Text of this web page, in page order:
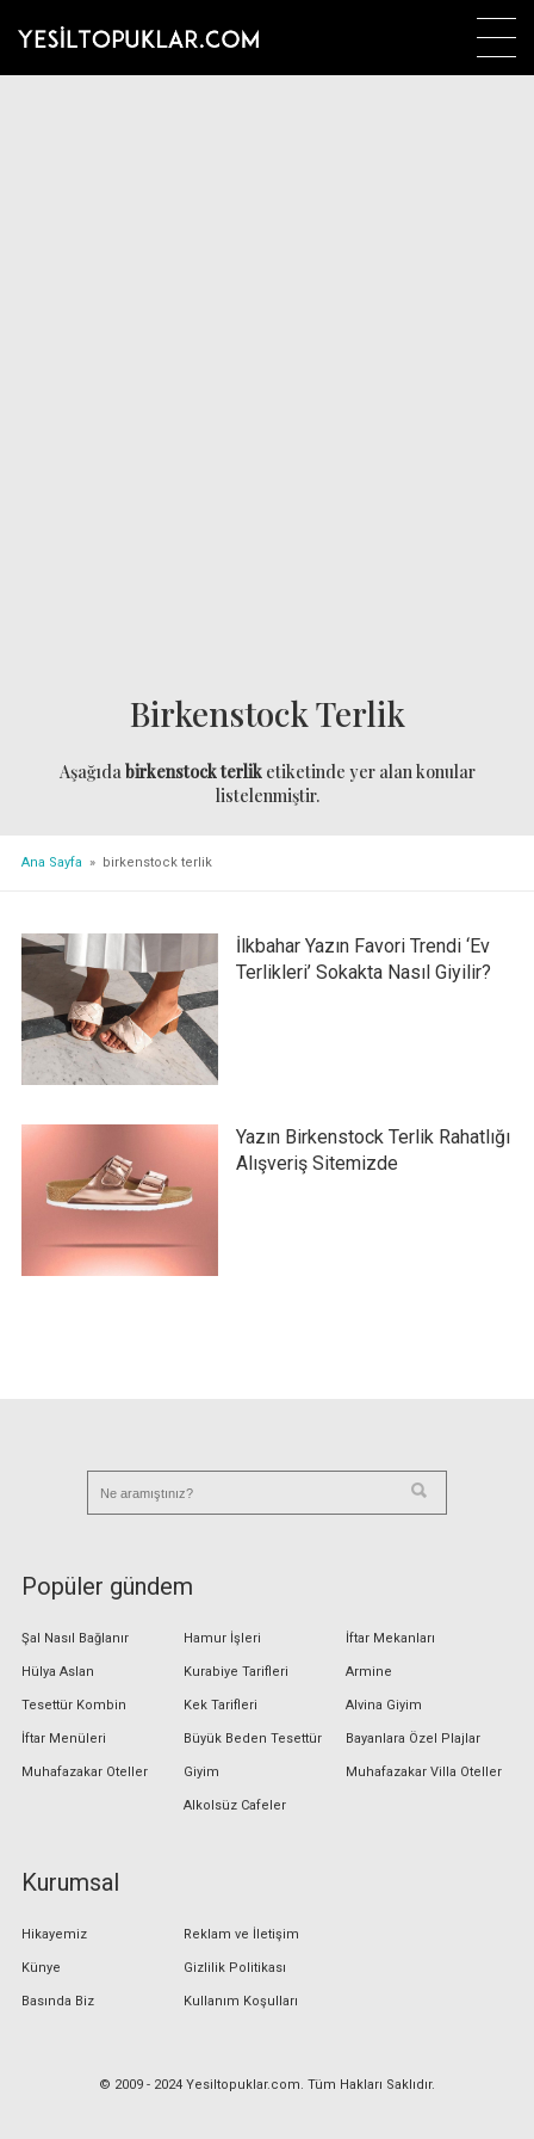
Birkenstock Terlik
Aşağıdabirkenstock terliketiketinde yer alan konular
listelenmiştir.
Ana Sayfa » birkenstock terlik
İlkbahar Yazın Favori Trendi ‘Ev
Terlikleri’ Sokakta Nasıl Giyilir?
Yazın Birkenstock Terlik Rahatlığı
Alışveriş Sitemizde
Popüler gündem
Şal Nasıl Bağlanır
Hülya Aslan
Tesettür Kombin
İftar Menüleri
Muhafazakar Oteller
Hamur İşleri
Kurabiye Tarifleri
Kek Tarifleri
Büyük Beden Tesettür
Giyim
Alkolsüz Cafeler
İftar Mekanları
Armine
Alvina Giyim
Bayanlara Özel Plajlar
Muhafazakar Villa Oteller
Kurumsal
Hikayemiz
Künye
Basında Biz
Reklam ve İletişim
Gizlilik Politikası
Kullanım Koşulları
© 2009 - 2024 Yesiltopuklar.com. Tüm Hakları Saklıdır.